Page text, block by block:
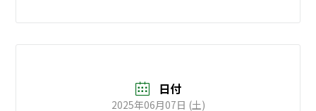
日付
2025年06月07日 (土)